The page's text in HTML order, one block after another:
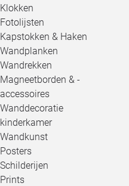
Klokken
Fotolijsten
Kapstokken & Haken
Wandplanken
Wandrekken
Magneetborden & -
accessoires
Wanddecoratie
kinderkamer
Wandkunst
Posters
Schilderijen
Prints